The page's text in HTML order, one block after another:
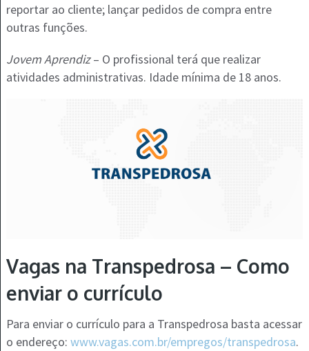
reportar ao cliente; lançar pedidos de compra entre
outras funções.
Jovem Aprendiz– O profissional terá que realizar
atividades administrativas. Idade mínima de 18 anos.
Vagas na Transpedrosa – Como
enviar o currículo
Para enviar o currículo para a Transpedrosa basta acessar
o endereço: www.vagas.com.br/empregos/transpedrosa.